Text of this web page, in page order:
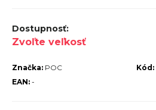
Zvoľte veľkosť
Kód:
Značka: POC
EAN: -
ú
č
a
m